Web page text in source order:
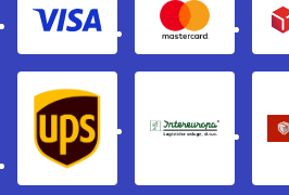
Visa Mastercard
Ups Intereuropa